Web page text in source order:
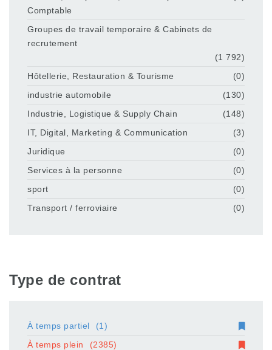
Comptable
Groupes de travail temporaire & Cabinets de
recrutement
(1 792)
Hôtellerie, Restauration & Tourisme
(0)
industrie automobile
(130)
Industrie, Logistique & Supply Chain
(148)
IT, Digital, Marketing & Communication
(3)
Juridique
(0)
Services à la personne
(0)
sport
(0)
Transport / ferroviaire
(0)
Type de contrat
À temps partiel
(1)
À temps plein
(2385)